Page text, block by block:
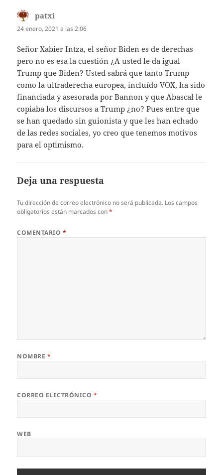
patxi
24 enero, 2021 a las 2:06
Señor Xabier Intza, el señor Biden es de derechas
pero no es esa la cuestión ¿A usted le da igual
Trump que Biden? Usted sabrá que tanto Trump
como la ultraderecha europea, incluído VOX, ha sido
financiada y asesorada por Bannon y que Abascal le
copiaba los discursos a Trump ¿no? Pues entre que
se han quedado sin guionista y que les han echado
de las redes sociales, yo creo que tenemos motivos
para el optimismo.
Deja una respuesta
Tu dirección de correo electrónico no será publicada. Los campos
obligatorios están marcados con*
COMENTARIO *
NOMBRE *
CORREO ELECTRÓNICO *
WEB